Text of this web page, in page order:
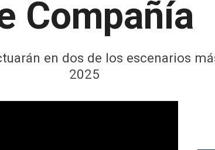
Compañía
en dos de los escenarios
2025